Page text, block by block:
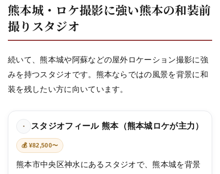
熊本城・ロケ撮影に強い熊本の和装前
撮りスタジオ
続いて、熊本城や阿蘇などの屋外ロケーション撮影に強
みを持つスタジオです。熊本ならではの風景を背景に和
装を残したい方に向いています。
・ スタジオフィール 熊本（熊本城ロケが主力）
💰 ¥82,500〜
熊本市中央区神水にあるスタジオで、熊本城を背景